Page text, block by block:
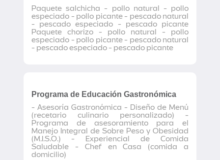
Paquete salchicha - pollo natural - pollo
especiado - pollo picante - pescado natural
- pescado especiado - pescado picante
Paquete chorizo - pollo natural - pollo
especiado - pollo picante - pescado natural
- pescado especiado - pescado picante
Programa de Educación Gastronómica
- Asesoría Gastronómica - Diseño de Menú
(recetario culinario personalizado) -
Programa de asesoramiento para el
Manejo Integral de Sobre Peso y Obesidad
(M.I.S.O.) - Experiencial de Comida
Saludable - Chef en Casa (comida a
domicilio)